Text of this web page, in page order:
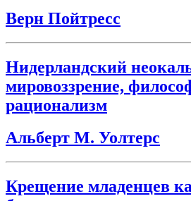
Верн Пойтресс
Нидерландский
мировоззрение,
рационализм
Альберт М. Уолтерс
Крещение младенцев